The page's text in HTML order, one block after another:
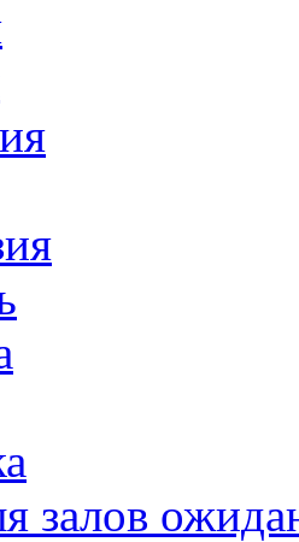
залов